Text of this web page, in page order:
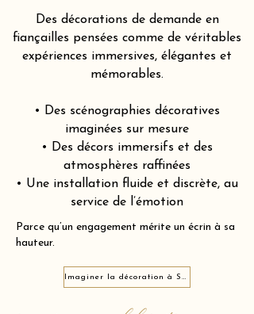
Des décorations de demande en
fiançailles pensées comme de véritables
expériences immersives, élégantes et
mémorables.
• Des scénographies décoratives
imaginées sur mesure
• Des décors immersifs et des
atmosphères raffinées
• Une installation fluide et discrète, au
service de l’émotion
Parce qu’un engagement mérite un écrin à sa
hauteur.
Imaginer la décoration à Saumur 49400